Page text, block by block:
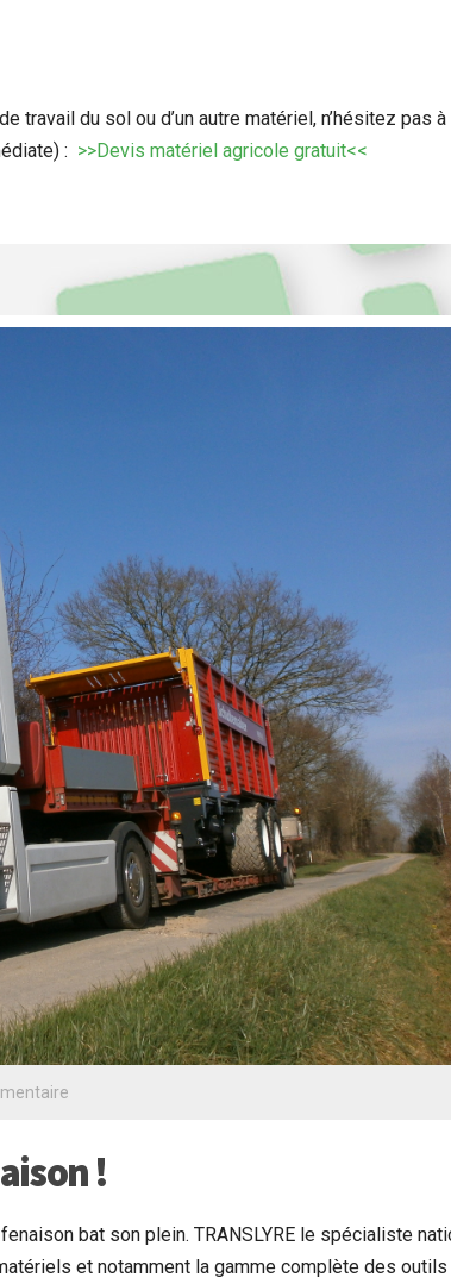
travail du sol ou d’un autre matériel, n’hésitez pas à
: >>Devis matériel agricole gratuit<<
!
bat son plein. TRANSLYRE le spécialiste
et notamment la gamme complète des